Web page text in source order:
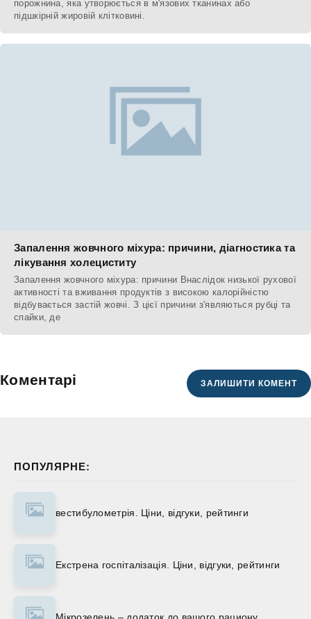
ПОПУЛЯРНЕ:
вестибулометрія. Ціни, відгуки, рейтинги
Екстрена госпіталізація. Ціни, відгуки, рейтинги
Мікрозелень – додаток до вашого рациону
порожнина, яка утворюється в м'язових тканинах або
підшкірній жировій клітковині.
Запалення жовчного міхура: причини, діагностика та
лікування холециститу
Запалення жовчного міхура: причини Внаслідок низької рухової
активності та вживання продуктів з високою калорійністю
відбувається застій жовчі. З цієї причини з'являються рубці та
спайки, де
Коментарі ЗАЛИШИТИ КОМЕНТ